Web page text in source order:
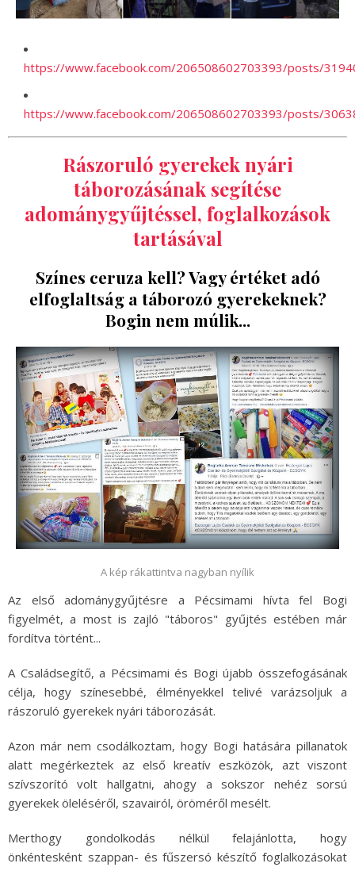
https://www.facebook.com/206508602703393/posts/
https://www.facebook.com/206508602703393/posts/
Rászoruló gyerekek nyári
táborozásának segítése
adománygyűjtéssel, foglalkozások
tartásával
Színes ceruza kell? Vagy értéket adó
elfoglaltság a táborozó gyerekeknek?
Bogin nem múlik...
A kép rákattintva nagyban nyílik
Az első adománygyűjtésre a Pécsimami hívta fel Bogi
figyelmét, a most is zajló "táboros" gyűjtés estében már
fordítva történt...
A Családsegítő, a Pécsimami és Bogi újabb összefogásának
célja, hogy színesebbé, élményekkel telivé varázsoljuk a
rászoruló gyerekek nyári táborozását.
Azon már nem csodálkoztam, hogy Bogi hatására pillanatok
alatt megérkeztek az első kreatív eszközök, azt viszont
szívszorító volt hallgatni, ahogy a sokszor nehéz sorsú
gyerekek öleléséről, szavairól, öröméről mesélt.
Merthogy gondolkodás nélkül felajánlotta, hogy
önkéntesként szappan- és fűszersó készítő foglalkozásokat